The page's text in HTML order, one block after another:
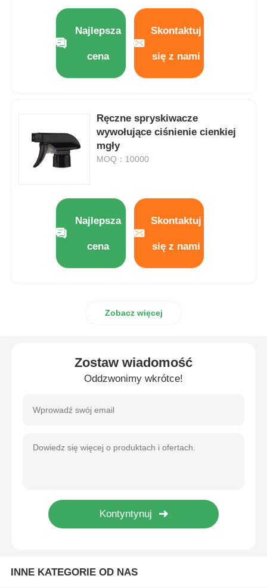
Pompa dozownika syropu
Rozpylacz drobnej mgiełki
Rozpylacz spustowy
Najlepsza
cena
Skontaktuj
się z nami
Ręczne spryskiwacze
wywołujące ciśnienie cienkiej
mgły
MOQ：10000
Najlepsza
cena
Skontaktuj
się z nami
Zobacz więcej
Zostaw wiadomość
Oddzwonimy wkrótce!
INNE KATEGORIE OD NAS